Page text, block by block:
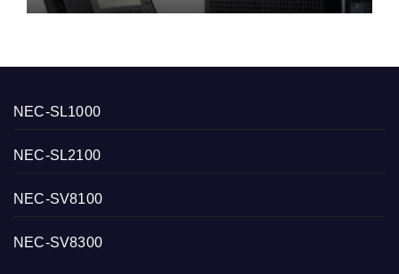
NEC-SL1000
NEC-SL2100
NEC-SV8100
NEC-SV8300